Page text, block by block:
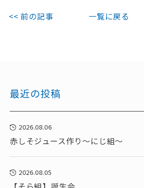
<< 前の記事 一覧に戻る
最近の投稿
2026.08.06
赤しそジュース作り～にじ組～
2026.08.05